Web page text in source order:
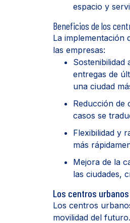
espacio y
Beneficios de los
La implementación
las empresas:
Sostenibilidad
entregas de
una ciudad
Reducción de
casos se
Flexibilidad y
más
Mejora de la
las ciudades,
Los centros
Los centros
movilidad del